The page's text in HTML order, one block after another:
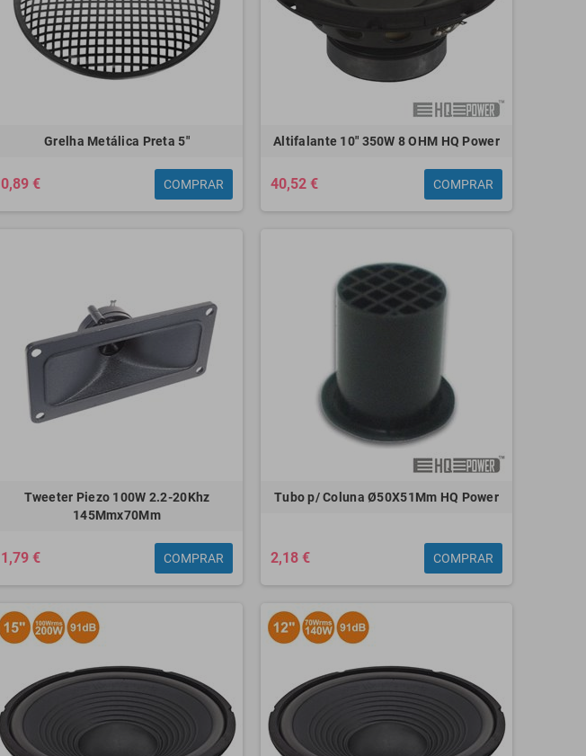
Grelha Metálica Preta 5"
0,89 € COMPRAR
Altifalante 10" 350W 8 OHM HQ Power
40,52 € COMPRAR
Tweeter Piezo 100W 2.2-20Khz
145Mmx70Mm
1,79 € COMPRAR
Tubo p/ Coluna Ø50X51Mm HQ Power
2,18 € COMPRAR